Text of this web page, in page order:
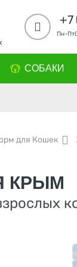
Пн-
СОБАКИ
для Кошек
КРЫМ